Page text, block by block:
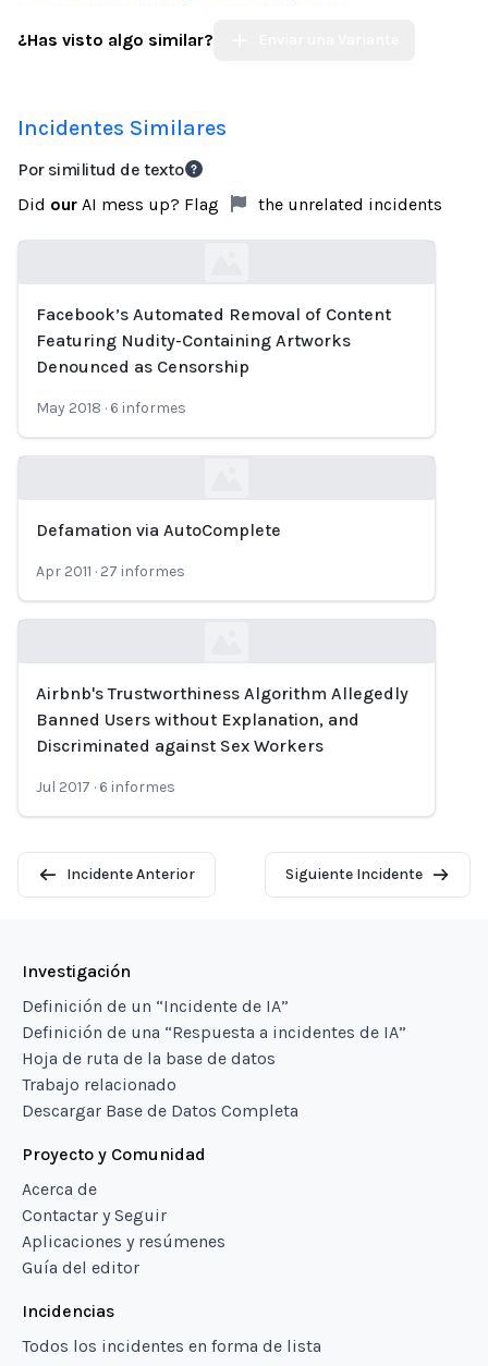
¿Has visto algo similar?
Incidentes Similares
Por similitud de texto
Did our AI mess up? Flag the unrelated incidents
Loading...
Facebook’s Automated Removal of Content
Featuring Nudity-Containing Artworks
Denounced as Censorship
May 2018 · 6 informes
Defamation via AutoComplete
Apr 2011 · 27 informes
Loading...
Airbnb's Trustworthiness Algorithm Allegedly
Banned Users without Explanation, and
Discriminated against Sex Workers
Jul 2017 · 6 informes
Incidente Anterior Siguiente Incidente
Investigación
Definición de un “Incidente de IA”
Definición de una “Respuesta a incidentes de IA”
Hoja de ruta de la base de datos
Trabajo relacionado
Descargar Base de Datos Completa
Proyecto y Comunidad
Acerca de
Contactar y Seguir
Aplicaciones y resúmenes
Guía del editor
Incidencias
Todos los incidentes en forma de lista